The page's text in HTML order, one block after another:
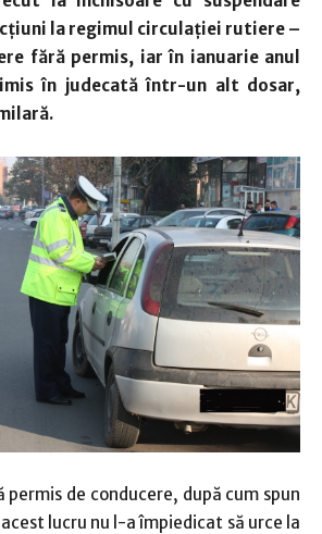
ţiuni la regimul circulaţiei rutiere –
fără permis, iar în ianuarie anul
în judecată într-un alt dosar,
de conducere, după cum spun
lucru nu l-a împiedicat să urce la